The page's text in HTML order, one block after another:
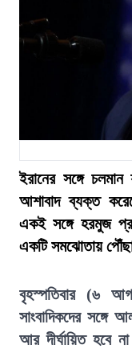
ইরানের সঙ্গে
আশাবাদ ব্যক্ত
একই সঙ্গে হরমুজ
একটি সমঝোতায়
বৃহস্পতিবার (৬
সাংবাদিকদের সঙ্গে
আর দীর্ঘায়িত হবে